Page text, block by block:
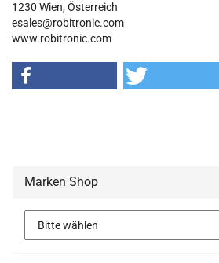
1230 Wien, Österreich
esales@robitronic.com
www.robitronic.com
Marken Shop